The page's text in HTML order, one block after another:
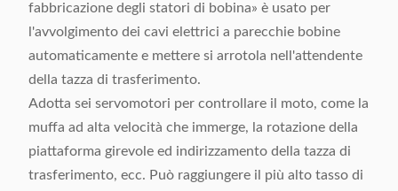
fabbricazione degli statori di bobina» è usato per
l'avvolgimento dei cavi elettrici a parecchie bobine
automaticamente e mettere si arrotola nell'attendente
della tazza di trasferimento.
Adotta sei servomotori per controllare il moto, come la
muffa ad alta velocità che immerge, la rotazione della
piattaforma girevole ed indirizzamento della tazza di
trasferimento, ecc. Può raggiungere il più alto tasso di